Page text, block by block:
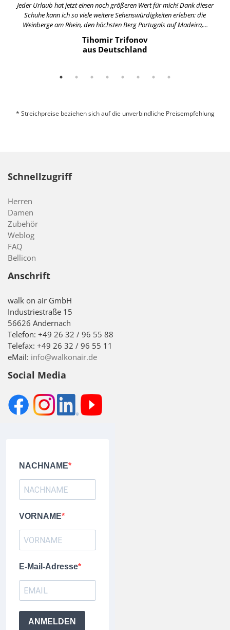
Jeder Urlaub hat jetzt einen noch größeren Wert für mich! Dank dieser
Schuhe kann ich so viele weitere Sehenswürdigkeiten erleben: die
Weinberge am Rhein, den höchsten Berg Portugals auf Madeira,...
Tihomir Trifonov
aus Deutschland
* Streichpreise beziehen sich auf die unverbindliche Preisempfehlung
Schnellzugriff
Herren
Damen
Zubehör
Weblog
FAQ
Bellicon
Anschrift
walk on air GmbH
Industriestraße 15
56626 Andernach
Telefon: +49 26 32 / 96 55 88
Telefax: +49 26 32 / 96 55 11
eMail: info@walkonair.de
Social Media
NACHNAME
VORNAME
E-Mail-Adresse
ANMELDEN